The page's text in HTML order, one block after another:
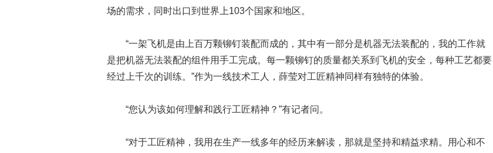
场的需求，同时出口到世界上103个国家和地区。
“一架飞机是由上百万颗铆钉装配而成的，其中有一部分是机器无法装配的，我的工作就
是把机器无法装配的组件用手工完成。每一颗铆钉的质量都关系到飞机的安全，每种工艺都要
经过上千次的训练。”作为一线技术工人，薛莹对工匠精神同样有独特的体验。
“您认为该如何理解和践行工匠精神？”有记者问。
“对于工匠精神，我用在生产一线多年的经历来解读，那就是坚持和精益求精。用心和不